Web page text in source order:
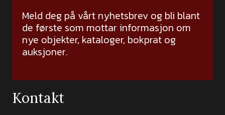
Meld deg på vårt nyhetsbrev og bli blant
de første som mottar informasjon om
nye objekter, kataloger, bokprat og
auksjoner.
Kontakt